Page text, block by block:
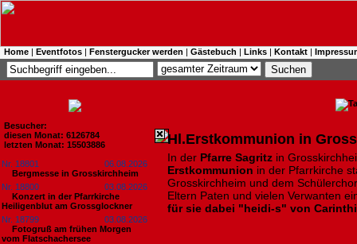
Home | Eventfotos | Fenstergucker werden | Gästebuch | Links | Kontakt |
Besucher:
diesen Monat: 6126784
letzten Monat: 15503886
Nr. 18801
06.08.2026
Bergmesse in Grosskirchheim
Nr. 18800
03.08.2026
Konzert in der Pfarrkirche
Heiligenblut am Grossglockner
Nr. 18799
03.08.2026
Fotogruß am frühen Morgen
vom Flatschachersee
Hl.Erstkommunion in
In der Pfarre Sagritz in
Erstkommunion in der Pfarrkirche
Grosskirchheim und dem
Eltern Paten und vielen Verwanten
für sie dabei "heidi-s" von